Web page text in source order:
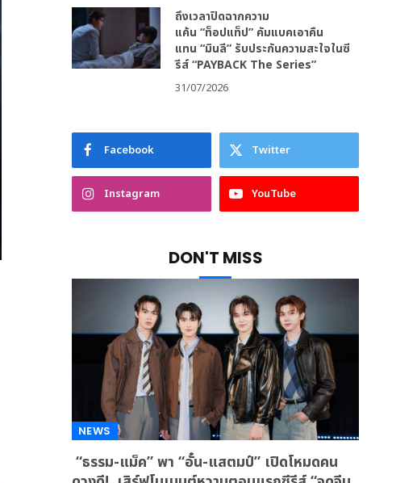
ถึงเวลาปิดฉากความ
แค้น “ท็อปแท็ป” คัมแบคเอาคืน
แทน “มินลี” รับประกันความสะใจในซี
รีส์ “PAYBACK The Series”
31/07/2026
Facebook Twitter
Instagram YouTube
DON'T MISS
NEWS
“ธรรม-แม็ค” พา “อั๋น-แสตมป์” เปิดโหมดคน